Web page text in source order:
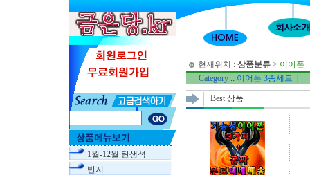
1월-12월 탄생석
반지
현재위치 : 상품분류> 이어폰
Category:: 이어폰 3종세트
Best 상품